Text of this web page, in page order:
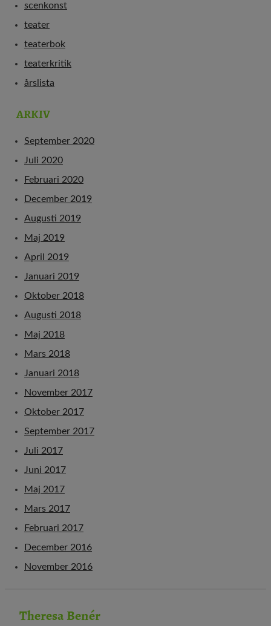
scenkonst
teater
teaterbok
teaterkritik
årslista
ARKIV
September 2020
Juli 2020
Februari 2020
December 2019
Augusti 2019
Maj 2019
April 2019
Januari 2019
Oktober 2018
Augusti 2018
Maj 2018
Mars 2018
Januari 2018
November 2017
Oktober 2017
September 2017
Juli 2017
Juni 2017
Maj 2017
Mars 2017
Februari 2017
December 2016
November 2016
Theresa Benér